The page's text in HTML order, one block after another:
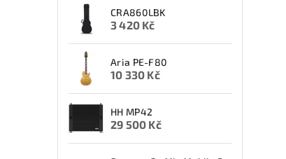
CRA860LBK
3 420 Kč
Aria PE-F80
10 330 Kč
HH MP42
29 500 Kč